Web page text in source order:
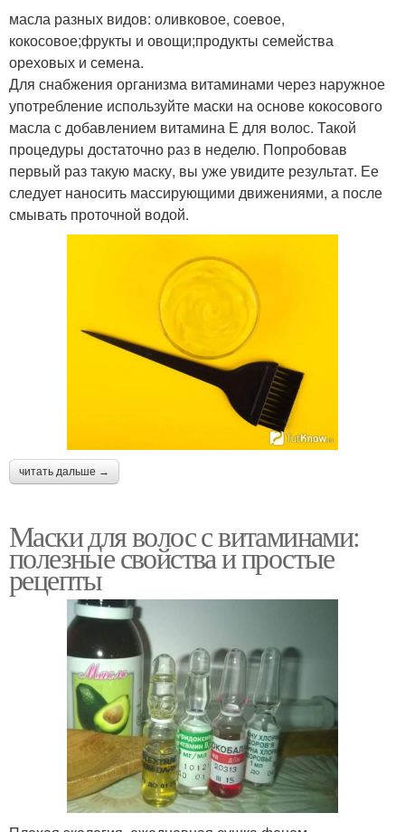
масла разных видов: оливковое, соевое,
кокосовое;фрукты и овощи;продукты семейства
ореховых и семена.
Для снабжения организма витаминами через наружное
употребление используйте маски на основе кокосового
масла с добавлением витамина Е для волос. Такой
процедуры достаточно раз в неделю. Попробовав
первый раз такую маску, вы уже увидите результат. Ее
следует наносить массирующими движениями, а после
смывать проточной водой.
читать дальше →
Маски для волос с витаминами:
полезные свойства и простые
рецепты